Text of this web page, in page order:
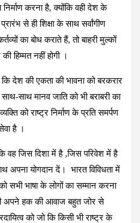
करना है, क्योंकि वही देश के
से ही शिक्षा के साथ सर्वांगीण
का बोध कराते हैं, तो बाहरी मुल्कों
हिम्मत नहीं होगी ।
देश की एकता की भावना को बरकरार
साथ मानव जाति को भी बराबरी का
को राष्ट्र निर्माण के प्रति समर्पण
है ।
वह जिस दिशा में है ,जिस परिवेश में है
अपना योगदान दें। भारत विविधता में
सभी भाषा के लोगों का सम्मान करना
अपने हक की आवाज बहुत जोर से
को जो कि किसी भी राष्ट्र के